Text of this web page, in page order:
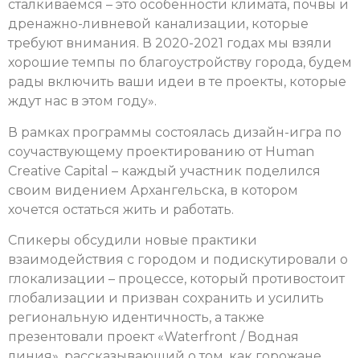
сталкиваемся – это особенности климата, почвы и
дренажно-ливневой канализации, которые
требуют внимания. В 2020-2021 годах мы взяли
хорошие темпы по благоустройству города, будем
рады включить ваши идеи в те проекты, которые
ждут нас в этом году».
В рамках программы состоялась дизайн-игра по
соучаствующему проектированию от Human
Creative Capital – каждый участник поделился
своим видением Архангельска, в котором
хочется остаться жить и работать.
Спикеры обсудили новые практики
взаимодействия с городом и подискутировали о
глокализации – процессе, который противостоит
глобализации и призван сохранить и усилить
региональную идентичность, а также
презентовали проект «Waterfront / Водная